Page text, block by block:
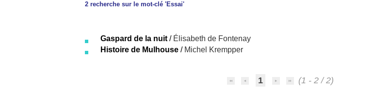
2 recherche sur le mot-clé 'Essai'
Gaspard de la nuit / Élisabeth de Fontenay
Histoire de Mulhouse / Michel Krempper
1 (1 - 2 / 2)